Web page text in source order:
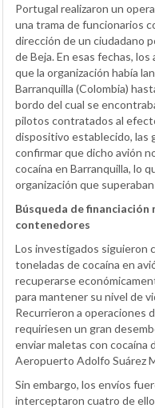
Portugal realizaron un
una trama de funcionarios
dirección de un ciudadano
de Beja. En esas fechas,
que la organización había
Barranquilla (Colombia)
bordo del cual se
pilotos contratados al
dispositivo establecido, las
confirmar que dicho avión
cocaína en Barranquilla, lo
organización que
Búsqueda de
contenedores
Los investigados siguieron
toneladas de cocaína en
recuperarse
para mantener su nivel de
Recurrieron a operaciones
requiriesen un gran
enviar maletas con cocaína
Aeropuerto Adolfo Suárez
Sin embargo, los envíos
interceptaron cuatro de